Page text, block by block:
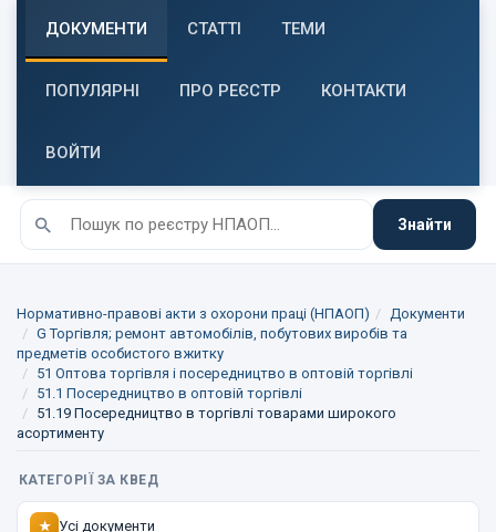
ДОКУМЕНТИ СТАТТІ ТЕМИ
ПОПУЛЯРНІ ПРО РЕЄСТР КОНТАКТИ
ВОЙТИ
Знайти
Нормативно-правові акти з охорони праці (НПАОП)
Документи
G Торгівля; ремонт автомобілів, побутових виробів та
предметів особистого вжитку
51 Оптова торгівля і посередництво в оптовій торгівлі
51.1 Посередництво в оптовій торгівлі
51.19 Посередництво в торгівлі товарами широкого
асортименту
КАТЕГОРІЇ ЗА КВЕД
★ Усі документи